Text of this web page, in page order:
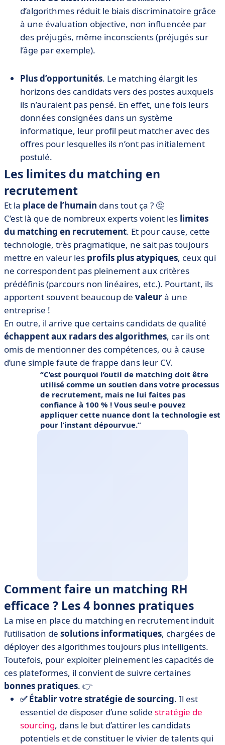
d’algorithmes réduit le biais discriminatoire grâce
à une évaluation objective, non influencée par
des préjugés, même inconscients (préjugés sur
l’âge par exemple).
Plus d’opportunités. Le matching élargit les
horizons des candidats vers des postes auxquels
ils n’auraient pas pensé. En effet, une fois leurs
données consignées dans un système
informatique, leur profil peut matcher avec des
offres pour lesquelles ils n’ont pas initialement
postulé.
Les limites du matching en
recrutement
Et la place de l’humain dans tout ça ? 🤔
C’est là que de nombreux experts voient les limites
du matching en recrutement. Et pour cause, cette
technologie, très pragmatique, ne sait pas toujours
mettre en valeur les profils plus atypiques, ceux qui
ne correspondent pas pleinement aux critères
prédéfinis (parcours non linéaires, etc.). Pourtant, ils
apportent souvent beaucoup de valeurà une
entreprise !
En outre, il arrive que certains candidats de qualité
échappent aux radars des algorithmes, car ils ont
omis de mentionner des compétences, ou à cause
d’une simple faute de frappe dans leur CV.
C’est pourquoi l’outil de matching doit être
utilisé comme un soutien dans votre processus
de recrutement, mais ne lui faites pas
confiance à 100 % ! Vous seul·e pouvez
appliquer cette nuance dont la technologie est
pour l’instant dépourvue.
Comment faire un matching RH
efficace ? Les 4 bonnes pratiques
La mise en place du matching en recrutement induit
l’utilisation de solutions informatiques, chargées de
déployer des algorithmes toujours plus intelligents.
Toutefois, pour exploiter pleinement les capacités de
ces plateformes, il convient de suivre certaines
bonnes pratiques. 👉
✅ Établir votre stratégie de sourcing. Il est
essentiel de disposer d’une solide stratégie de
sourcing, dans le but d’attirer les candidats
potentiels et de constituer le vivier de talents qui